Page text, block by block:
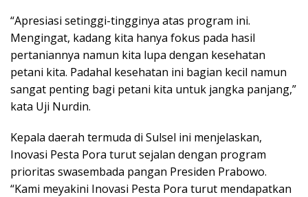
“Apresiasi setinggi-tingginya atas program ini.
Mengingat, kadang kita hanya fokus pada hasil
pertaniannya namun kita lupa dengan kesehatan
petani kita. Padahal kesehatan ini bagian kecil namun
sangat penting bagi petani kita untuk jangka panjang,”
kata Uji Nurdin.
Kepala daerah termuda di Sulsel ini menjelaskan,
Inovasi Pesta Pora turut sejalan dengan program
prioritas swasembada pangan Presiden Prabowo.
“Kami meyakini Inovasi Pesta Pora turut mendapatkan